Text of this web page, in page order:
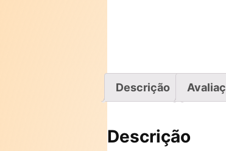
Descrição
Descrição